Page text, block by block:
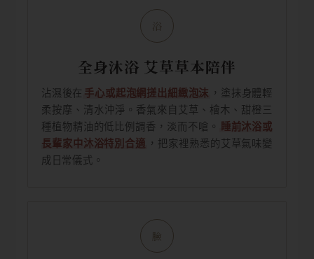
浴
全身沐浴 艾草草本陪伴
沾濕後在 手心或起泡網搓出細緻泡沫 ，塗抹身體輕
柔按摩、清水沖淨。香氣來自艾草、檜木、甜橙三
種植物精油的低比例調香，淡而不嗆。
睡前沐浴或
長輩家中沐浴特別合適 ，把家裡熟悉的艾草氣味變
成日常儀式。
臉